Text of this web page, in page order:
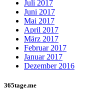
Juli 2017
Juni 2017
Mai 2017
April 2017
März 2017
Februar 2017
Januar 2017
Dezember 2016
365tage.me